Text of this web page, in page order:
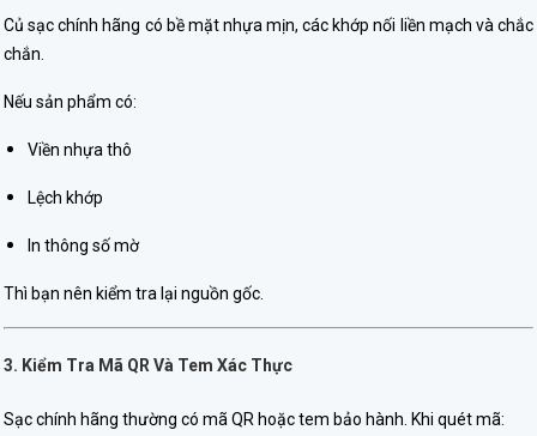
Củ sạc chính hãng có bề mặt nhựa mịn, các khớp nối liền mạch và chắc
chắn.
Nếu sản phẩm có:
Viền nhựa thô
Lệch khớp
In thông số mờ
Thì bạn nên kiểm tra lại nguồn gốc.
3. Kiểm Tra Mã QR Và Tem Xác Thực
Sạc chính hãng thường có mã QR hoặc tem bảo hành. Khi quét mã: